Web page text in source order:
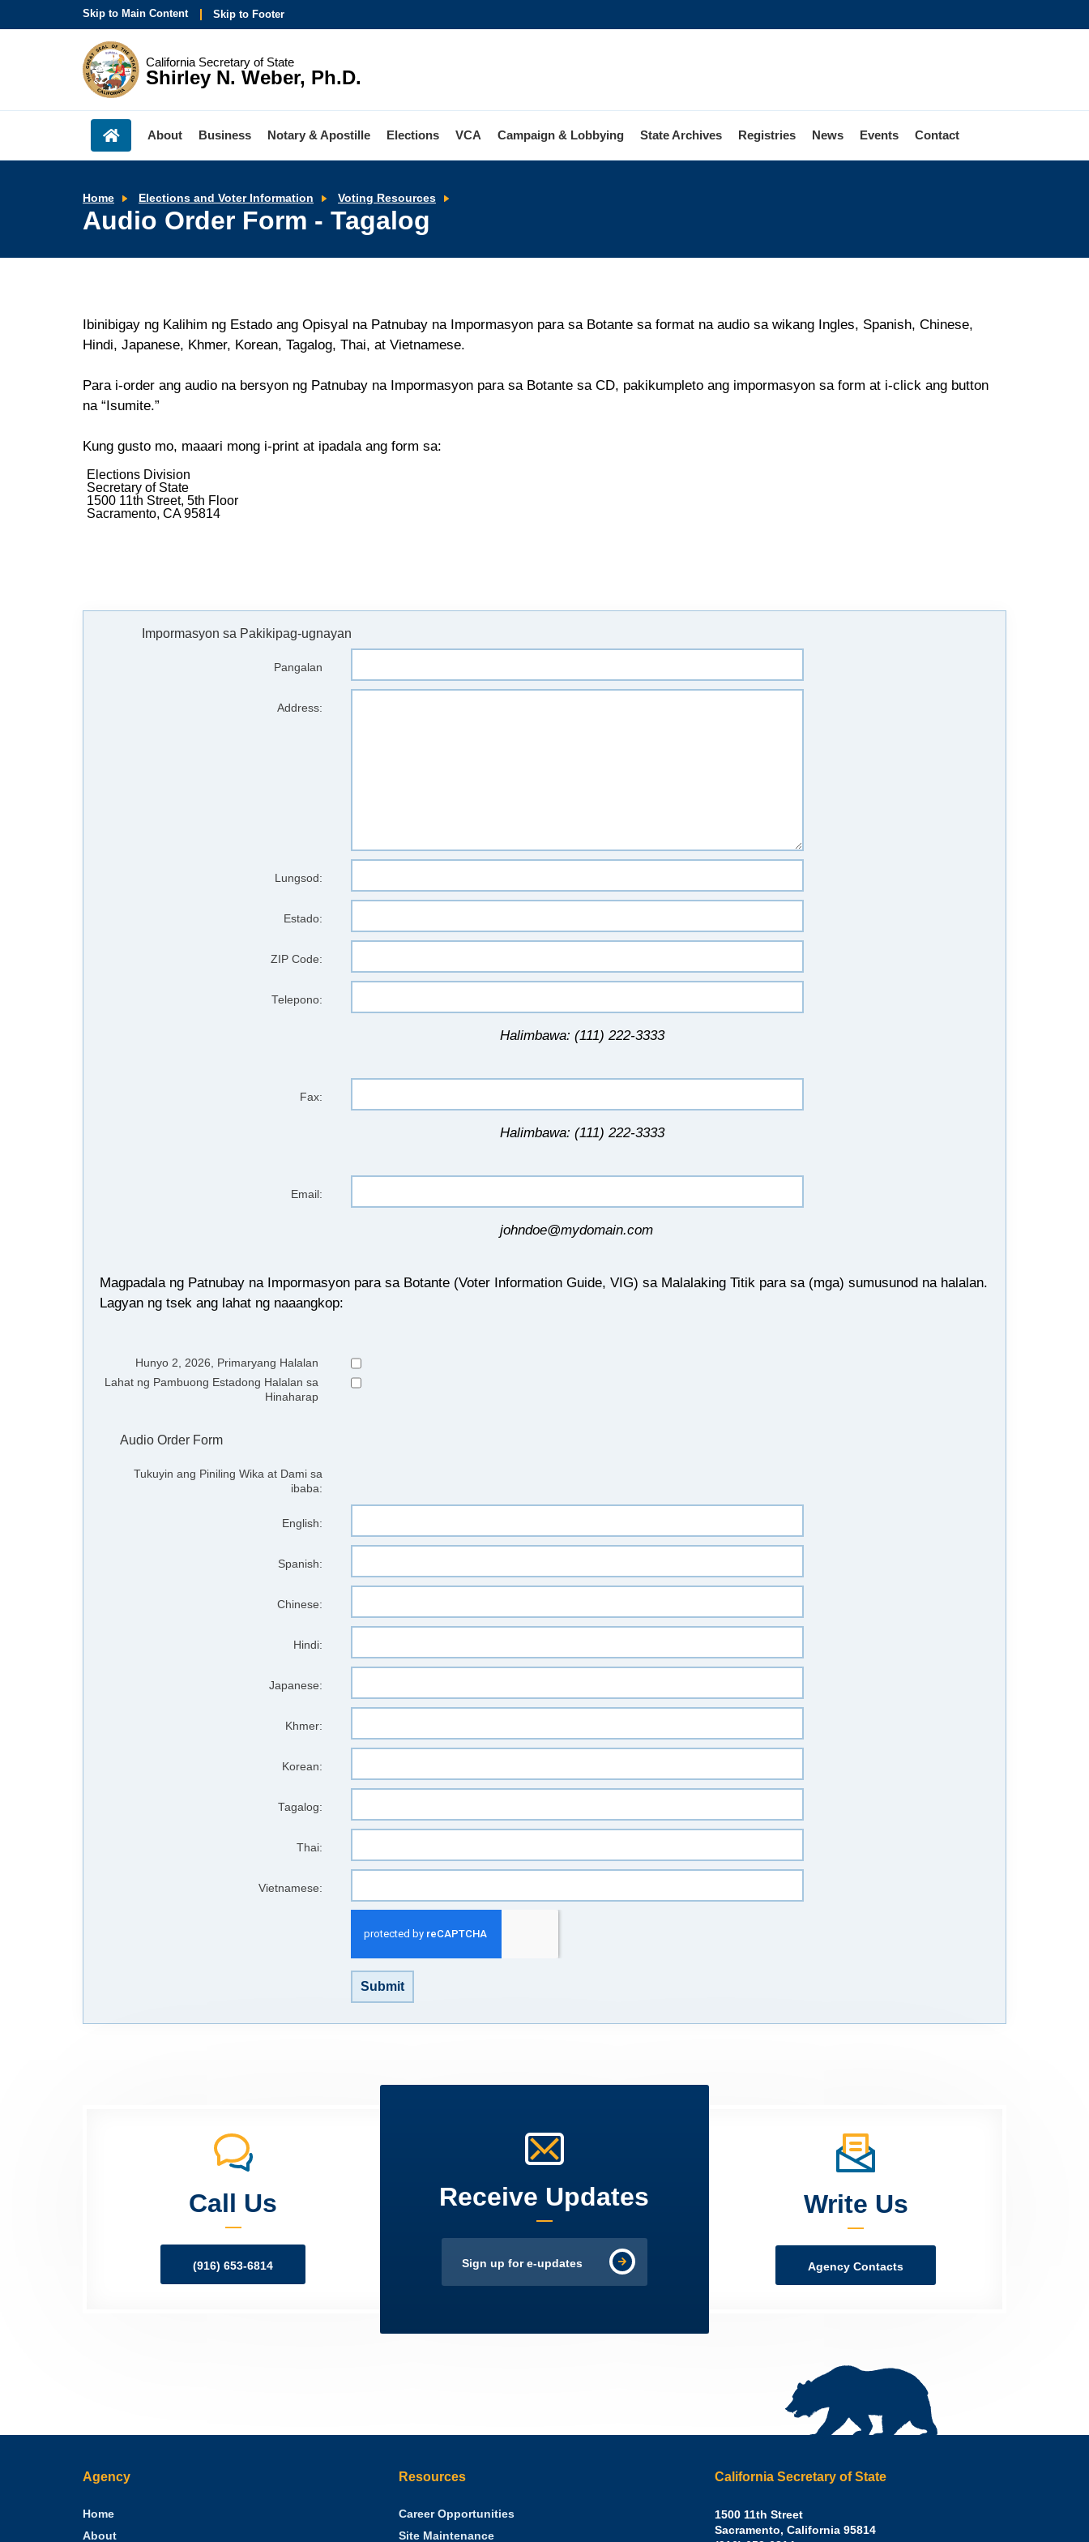
Skip to Main Content Skip to Footer
California Secretary of State
Shirley N. Weber, Ph.D.
About Business Notary & Apostille Elections VCA Campaign & Lobbying State Archives Registries News Events Contact
Home Elections and Voter Information Voting Resources
Audio Order Form - Tagalog
Ibinibigay ng Kalihim ng Estado ang Opisyal na Patnubay na Impormasyon para sa Botante sa format na audio sa wikang Ingles, Spanish, Chinese,
Hindi, Japanese, Khmer, Korean, Tagalog, Thai, at Vietnamese.
Para i-order ang audio na bersyon ng Patnubay na Impormasyon para sa Botante sa CD, pakikumpleto ang impormasyon sa form at i-click ang button
na “Isumite.”
Kung gusto mo, maaari mong i-print at ipadala ang form sa:
Elections Division
Secretary of State
1500 11th Street, 5th Floor
Sacramento, CA 95814
Impormasyon sa Pakikipag-ugnayan
Pangalan
Address:
Lungsod:
Estado:
ZIP Code:
Telepono:
Halimbawa: (111) 222-3333
Fax:
Halimbawa: (111) 222-3333
Email:
johndoe@mydomain.com
Magpadala ng Patnubay na Impormasyon para sa Botante (Voter Information Guide, VIG) sa Malalaking Titik para sa (mga) sumusunod na halalan.
Lagyan ng tsek ang lahat ng naaangkop:
Hunyo 2, 2026, Primaryang Halalan
Lahat ng Pambuong Estadong Halalan sa
Hinaharap
Audio Order Form
Tukuyin ang Piniling Wika at Dami sa
ibaba:
English:
Spanish:
Chinese:
Hindi:
Japanese:
Khmer:
Korean:
Tagalog:
Thai:
Vietnamese:
Submit
Call Us
(916) 653-6814
Receive Updates
Sign up for e-updates
Write Us
Agency Contacts
Agency
Home
About
Resources
Career Opportunities
Site Maintenance
California Secretary of State
Shirley
N.
1500 11th Street
Sacramento, California 95814